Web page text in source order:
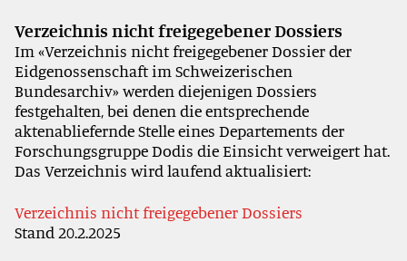
Verzeichnis nicht freigegebener Dossiers
Im «Verzeichnis nicht freigegebener Dossier der
Eidgenossenschaft im Schweizerischen
Bundesarchiv» werden diejenigen Dossiers
festgehalten, bei denen die entsprechende
aktenabliefernde Stelle eines Departements der
Forschungsgruppe Dodis die Einsicht verweigert hat.
Das Verzeichnis wird laufend aktualisiert:
Verzeichnis nicht freigegebener Dossiers
Stand 20.2.2025